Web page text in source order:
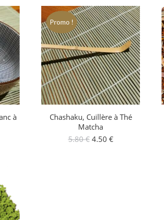
à
Promo !
Chashaku, Cuillère à Thé
Matcha
5.80€ Le
4.50 €Le